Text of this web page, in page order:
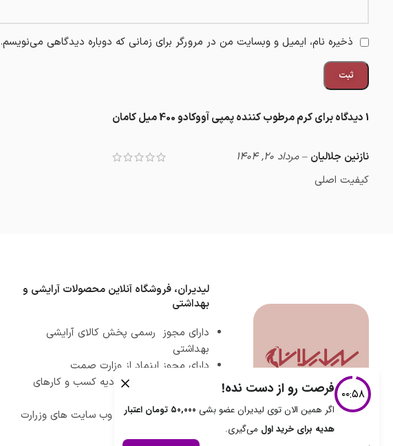
1 دیدگاه برای کرم مرطوب‌ کننده پمپی آووکادو 400 میل کامان
نازنین جلالیان – مرداد 20, 1404
کیفیت اصلی
ذخیره نام، ایمیل و وبسایت من در مرورگر برای زمانی که دوباره دیدگاهی می‌نویسم.
لیدیران، فروشگاه آنلاین محصولات آرایشی و
بهداشتی
دارای مجوز رسمی پخش کالای آرایشی
بهداشتی
دارای مجوز اینماد از وزارت صمت
دارای مجوز رسمی اتحادیه کسب و کارهای
دارای مجوز ساماندهی وب سایت های وزرارت